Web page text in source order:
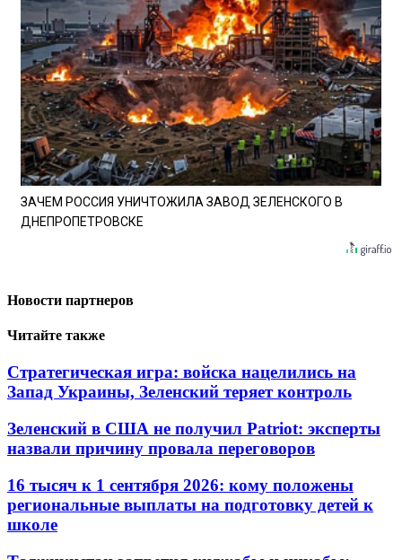
ЗАЧЕМ РОССИЯ УНИЧТОЖИЛА ЗАВОД ЗЕЛЕНСКОГО В
ДНЕПРОПЕТРОВСКЕ
Новости партнеров
Читайте также
Стратегическая игра: войска нацелились на
Запад Украины, Зеленский теряет контроль
Зеленский в США не получил Patriot: эксперты
назвали причину провала переговоров
16 тысяч к 1 сентября 2026: кому положены
региональные выплаты на подготовку детей к
школе